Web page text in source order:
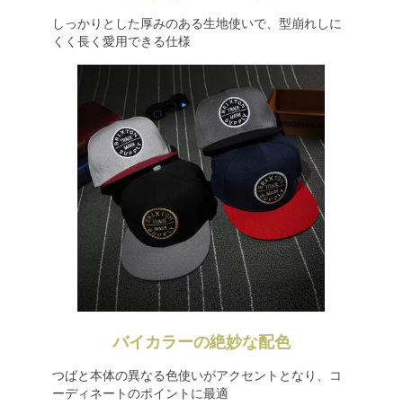
しっかりとした厚みのある生地使いで、型崩れしに
くく長く愛用できる仕様
バイカラーの絶妙な配色
つばと本体の異なる色使いがアクセントとなり、コ
ーディネートのポイントに最適